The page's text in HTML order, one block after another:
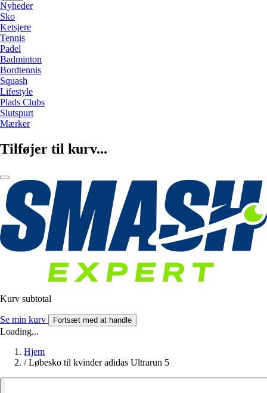
Nyheder
Sko
Ketsjere
Tennis
Padel
Badminton
Bordtennis
Squash
Lifestyle
Plads Clubs
Slutspurt
Mærker
Tilføjer til kurv...
Kurv subtotal
Se min kurv Fortsæt med at handle
Loading...
Hjem
/ Løbesko til kvinder adidas Ultrarun 5